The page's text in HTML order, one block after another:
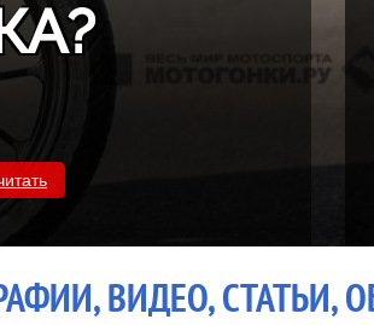
ВИДЕО, СТАТЬИ,